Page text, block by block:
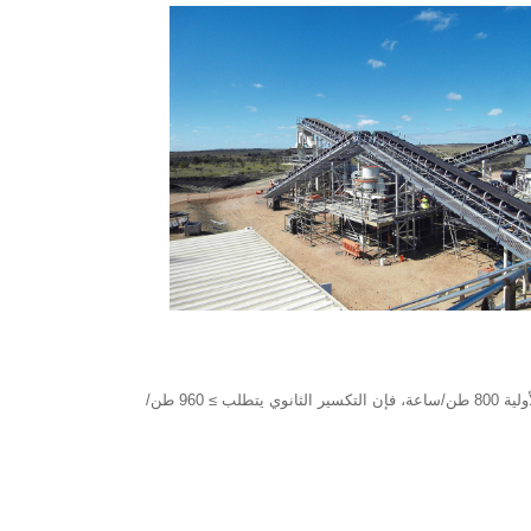
يجب أن تكون سعة معالجة معدات التكسير الثانوية ≥ 120% من سعة معالجة معدات التكسير الأولية (على سبيل المثال، إذا كانت طاقة التكسير الأولية 800 طن/ساعة، فإن التكسير الثانوي يتطلب ≥ 960 طن/